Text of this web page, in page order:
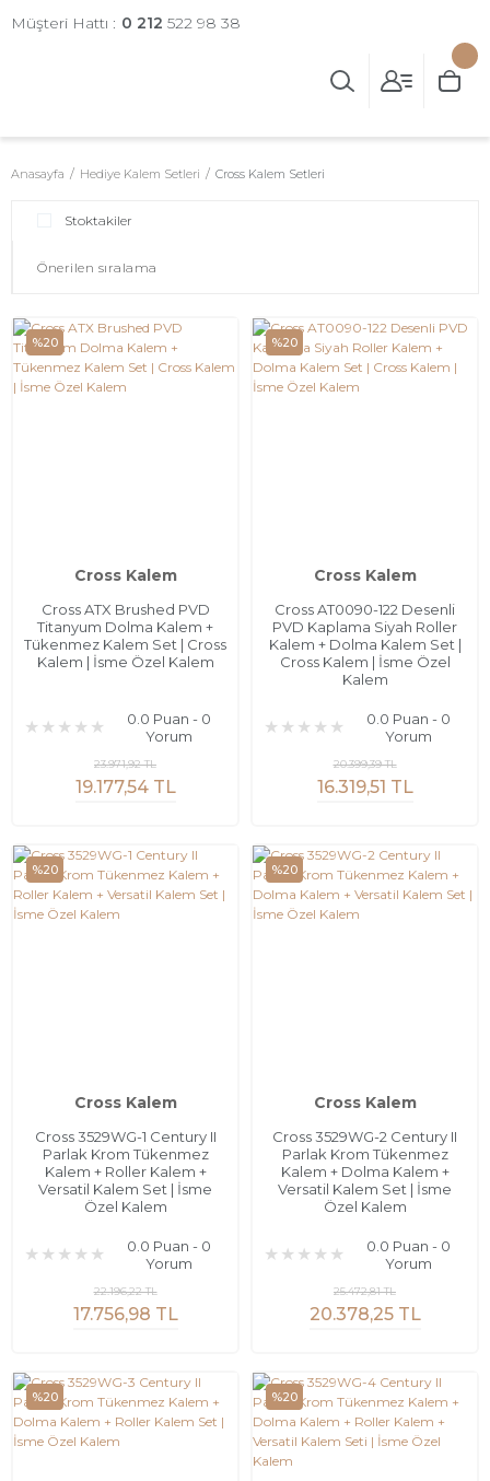
Müşteri Hattı : 0 212 522 98 38
Anasayfa Hediye Kalem Setleri Cross Kalem Setleri
Stoktakiler
%20
Cross Kalem
Cross ATX Brushed PVD
Titanyum Dolma Kalem +
Tükenmez Kalem Set | Cross
Kalem | İsme Özel Kalem
0.0 Puan - 0
Yorum
19.177,54 TL
23.971,92 TL
%20
Cross Kalem
Cross AT0090-122 Desenli
PVD Kaplama Siyah Roller
Kalem + Dolma Kalem Set |
Cross Kalem | İsme Özel
Kalem
0.0 Puan - 0
Yorum
16.319,51 TL
20.399,39 TL
%20
Cross Kalem
Cross 3529WG-1 Century II
Parlak Krom Tükenmez
Kalem + Roller Kalem +
Versatil Kalem Set | İsme
Özel Kalem
0.0 Puan - 0
Yorum
17.756,98 TL
22.196,22 TL
%20
Cross Kalem
Cross 3529WG-2 Century II
Parlak Krom Tükenmez
Kalem + Dolma Kalem +
Versatil Kalem Set | İsme
Özel Kalem
0.0 Puan - 0
Yorum
20.378,25 TL
25.472,81 TL
%20 %20